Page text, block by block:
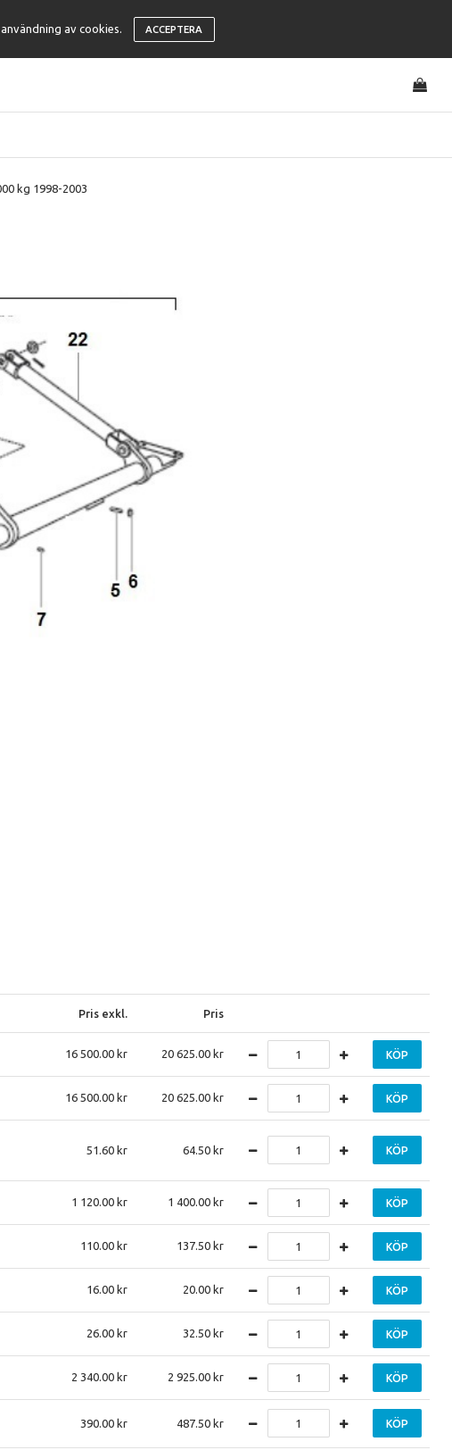
av cookies. ACCEPTERA
kg 1998-2003
Pris exkl. Pris
16 500.00 20 625.00 KÖP
16 500.00 20 625.00 KÖP
51.60 64.50 KÖP
1 120.00 1 400.00 KÖP
110.00 137.50 KÖP
16.00 20.00 KÖP
26.00 32.50 KÖP
2 340.00 2 925.00 KÖP
390.00 487.50 KÖP